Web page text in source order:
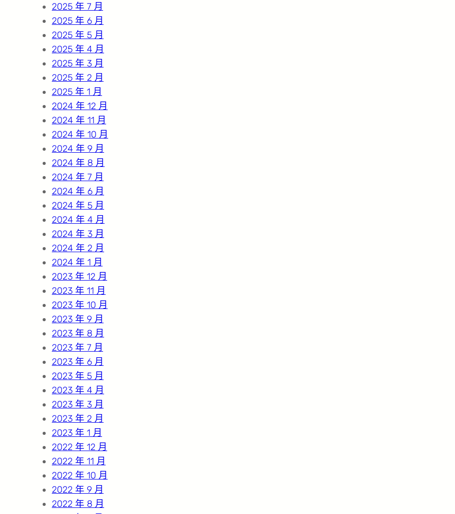
2025 年 7 月
2025 年 6 月
2025 年 5 月
2025 年 4 月
2025 年 3 月
2025 年 2 月
2025 年 1 月
2024 年 12 月
2024 年 11 月
2024 年 10 月
2024 年 9 月
2024 年 8 月
2024 年 7 月
2024 年 6 月
2024 年 5 月
2024 年 4 月
2024 年 3 月
2024 年 2 月
2024 年 1 月
2023 年 12 月
2023 年 11 月
2023 年 10 月
2023 年 9 月
2023 年 8 月
2023 年 7 月
2023 年 6 月
2023 年 5 月
2023 年 4 月
2023 年 3 月
2023 年 2 月
2023 年 1 月
2022 年 12 月
2022 年 11 月
2022 年 10 月
2022 年 9 月
2022 年 8 月